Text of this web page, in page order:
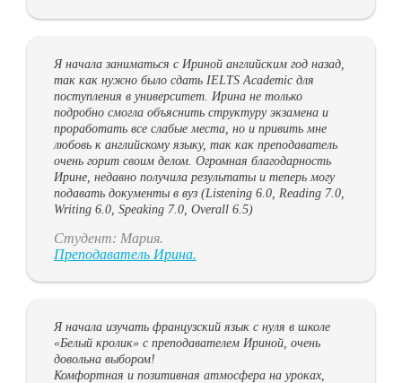
Я начала заниматься с Ириной английским год назад,
так как нужно было сдать IELTS Academic для
поступления в университет. Ирина не только
подробно смогла объяснить структуру экзамена и
проработать все слабые места, но и привить мне
любовь к английскому языку, так как преподаватель
очень горит своим делом. Огромная благодарность
Ирине, недавно получила результаты и теперь могу
подавать документы в вуз (Listening 6.0, Reading 7.0,
Writing 6.0, Speaking 7.0, Overall 6.5)
Студент: Мария.
Преподаватель Ирина.
Я начала изучать французский язык с нуля в школе
«Белый кролик» с преподавателем Ириной, очень
довольна выбором!
Комфортная и позитивная атмосфера на уроках,